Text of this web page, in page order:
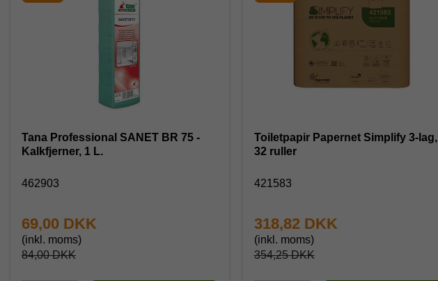
Tana Professional SANET BR 75 -
Kalkfjerner, 1 L.
462903
84,00 DKK
69,00 DKK
(inkl. moms)
Toiletpapir Papernet Simplify 3-lag,
32 ruller
421583
354,25 DKK
318,82 DKK
(inkl. moms)